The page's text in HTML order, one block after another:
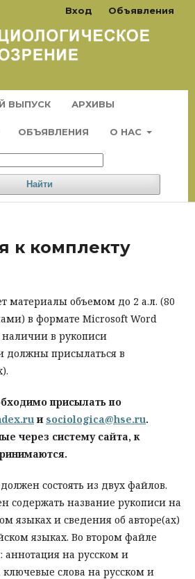
ВЫПУСК АРХИВЫ
ОБЪЯВЛЕНИЯ О НАС
Найти
Вход Объявления
к комплекту
материалы объемом до 2 а.л. (80
в формате Microsoft Word
в рукописи
должны присылаться в
присылать по
и sociologica@hse.ru.
через систему сайта, к
состоять из двух файлов.
содержать название рукописи на
языках и сведения об авторе(ах)
языках. Во втором файле
на русском и
слова на русском и